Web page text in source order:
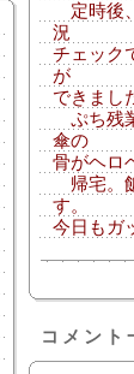
定時後
況
チェック
が
できまし
ぷち残
傘の
骨がヘロ
帰宅。
す。
今日もガ
コメント